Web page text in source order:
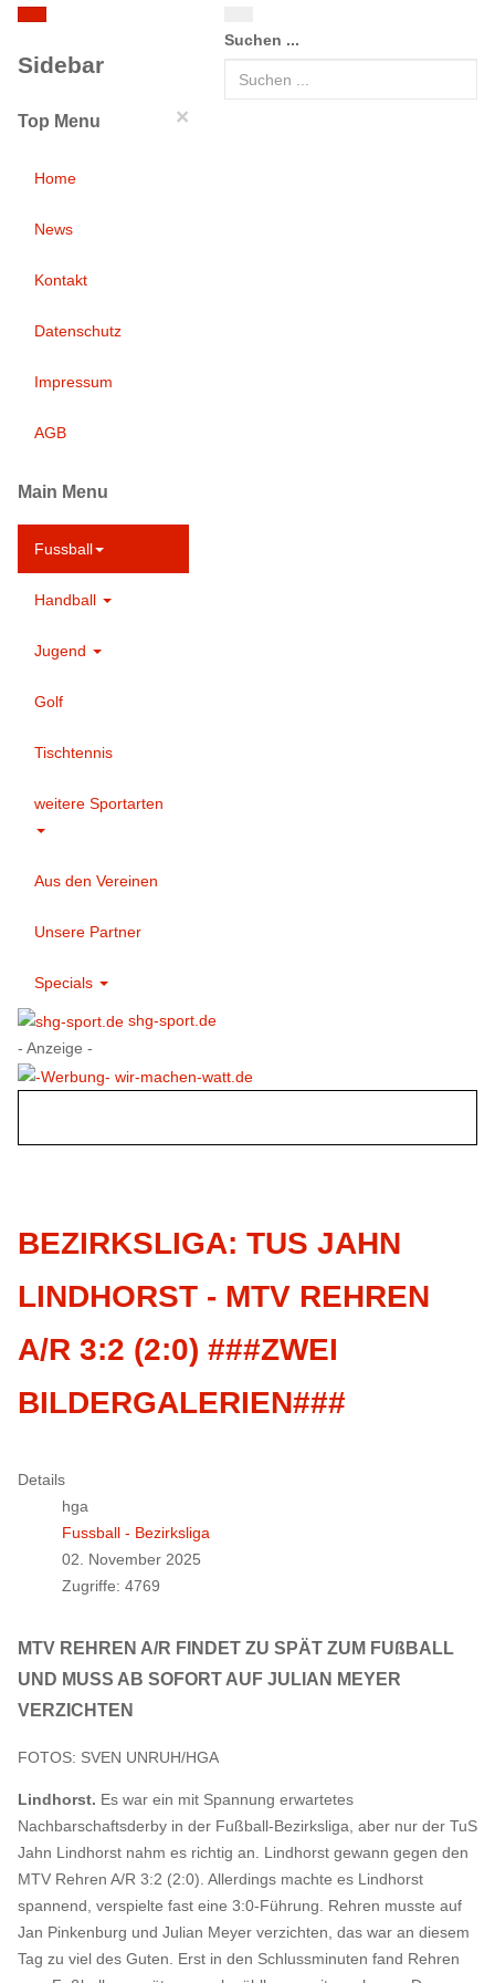
Sidebar
×
Top Menu
Home
News
Kontakt
Datenschutz
Impressum
AGB
Main Menu
Fussball
Handball
Jugend
Golf
Tischtennis
weitere Sportarten
Aus den Vereinen
Unsere Partner
Specials
Suchen ...
shg-sport.de
- Anzeige -
BEZIRKSLIGA: TUS JAHN
LINDHORST - MTV REHREN
A/R 3:2 (2:0) ###ZWEI
BILDERGALERIEN###
Details
hga
Fussball - Bezirksliga
02. November 2025
Zugriffe: 4769
MTV REHREN A/R FINDET ZU SPÄT ZUM FUßBALL
UND MUSS AB SOFORT AUF JULIAN MEYER
VERZICHTEN
FOTOS: SVEN UNRUH/HGA
Lindhorst. Es war ein mit Spannung erwartetes
Nachbarschaftsderby in der Fußball-Bezirksliga, aber nur der TuS
Jahn Lindhorst nahm es richtig an. Lindhorst gewann gegen den
MTV Rehren A/R 3:2 (2:0). Allerdings machte es Lindhorst
spannend, verspielte fast eine 3:0-Führung. Rehren musste auf
Jan Pinkenburg und Julian Meyer verzichten, das war an diesem
Tag zu viel des Guten. Erst in den Schlussminuten fand Rehren